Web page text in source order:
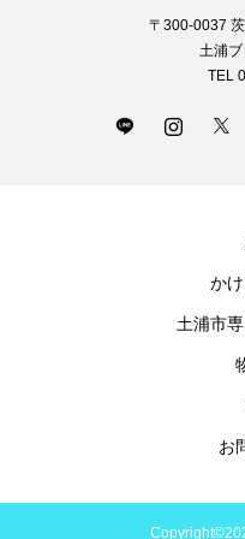
〒300-0037
土浦
TEL
か
土浦市
お